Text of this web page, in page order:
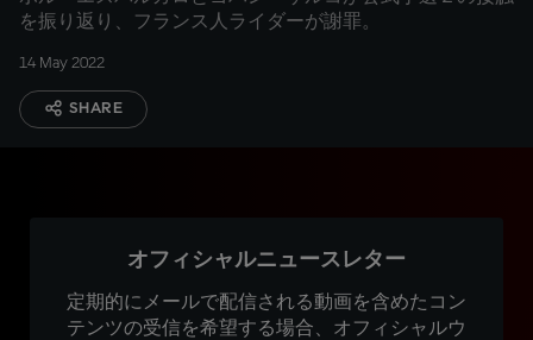
を振り返り、フランス人ライダーが謝罪。
14 May 2022
SHARE
オフィシャルニュースレター
定期的にメールで配信される動画を含めたコン
テンツの受信を希望する場合、オフィシャルウ